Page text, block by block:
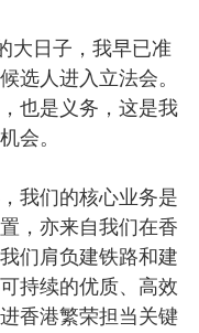
日子，我早已准
选人进入立法会。
也是义务，这是我
会。
我们的核心业务是
，亦来自我们在香
们肩负建铁路和建
持续的优质、高效
香港繁荣担当关键